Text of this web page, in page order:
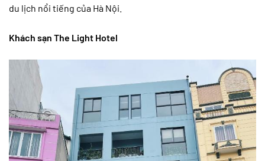
du lịch nổi tiếng của Hà Nội.
Khách sạn The Light Hotel